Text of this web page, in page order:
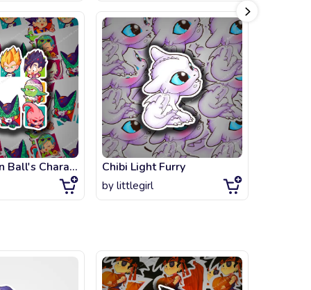
Chibi Dragon Ball's Characters Chibi Light Furry
by littlegirl